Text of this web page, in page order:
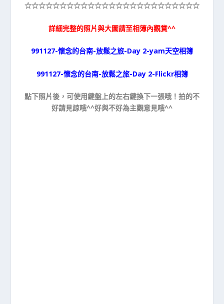
☆☆☆☆☆☆☆☆☆☆☆☆☆☆☆☆☆☆☆☆☆☆☆☆☆
詳細完整的照片與大圖請至相簿內觀賞^^
991127-懷念的台南-放鬆之旅-Day 2-yam天空相簿
991127-懷念的台南-放鬆之旅-Day 2-Flickr相簿
點下照片後，可使用鍵盤上的左右鍵換下一張哦！拍的不
好請見諒哦^^好與不好為主觀意見哦^^